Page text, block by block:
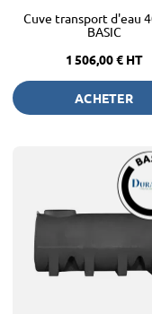
Cuve transport d'eau
BASIC
1 506,00 € HT
ACHETER